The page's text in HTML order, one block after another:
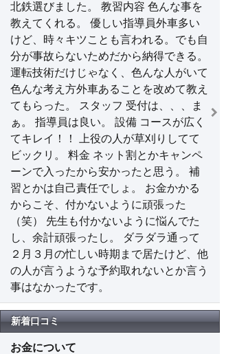
北鉄選びました。 教習内容 色んな事を
教えてくれる。 優しい指導員外車多い
けど、時々キツことも言われる。でも自
分が事故らないためだから納得できる。
運転技術だけじゃなく、色んな人がいて
色んな考え方外車あることを改めて教え
てもらった。 スタッフ 受付は、、、ま
ぁ。 指導員は良い。 設備 コースが広く
てキレイ！！ 上役の人が草刈りしてて
ビックリ。 料金 ネット割とかキャンペ
ーンで入ったから安かったと思う。 補
習とかは自己責任でしょ。 お金かかる
からこそ、付かないように頑張った
（笑） 先生も付かないように悩んでた
し、余計頑張ったし。 ダラダラ通って
２月３月の忙しい時期まで居たけど、他
の人が言うような予約取れないとか言う
事はなかったです。
新着口コミ
お金について